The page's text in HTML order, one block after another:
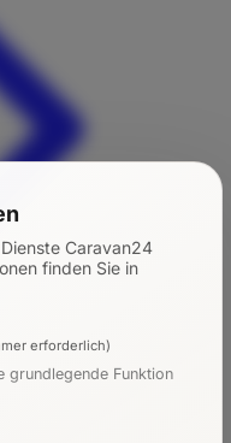
Caravan24
finden Sie in
erforderlich)
grundlegende Funktion